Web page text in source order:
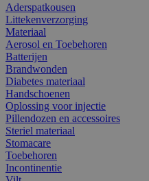
Aderspatkousen
Littekenverzorging
Materiaal
Aerosol en Toebehoren
Batterijen
Brandwonden
Diabetes materiaal
Handschoenen
Oplossing voor injectie
Pillendozen en accessoires
Steriel materiaal
Stomacare
Toebehoren
Incontinentie